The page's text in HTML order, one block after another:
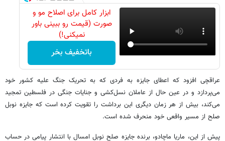
ابزار کامل برای اصلاح مو و
صورت (قیمت رو ببینی باور
نمیکنی!)
باتخفیف بخر
عراقچی افزود که اعطای جایزه به فردی که به تحریک جنگ علیه کشور خود
می‌پردازد و در عین حال از عاملان نسل‌کشی و جنایات جنگی در فلسطین تمجید
می‌کند، بیش از هر زمان دیگری این برداشت را تقویت کرده است که جایزه نوبل
صلح از مسیر واقعی خود منحرف شده است.
پیش از این، ماریا ماچادو، برنده جایزه صلح نوبل امسال با انتشار پیامی در حساب